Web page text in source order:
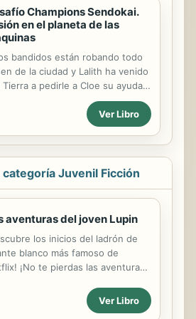
Champions Sendokai.
en el planeta de las
bandidos están robando todo
de la ciudad y Lalith ha venido
Tierra a pedirle a Cloe su ayuda.
cuando las chicas se enfrentan
los bandoleros descubren que
son unos ladrones cualquiera. No
controlan técnicas Sendokai
sino que están cogiendo
para protegerlo del gobierno,
Ver Libro
Juvenil Ficción
aventuras del joven Lupin
los inicios del ladrón de
blanco más famoso de
¡No te pierdas las aventuras
famoso! Arsène Lupin tiene
años y vive en un orfanato
Ver Libro